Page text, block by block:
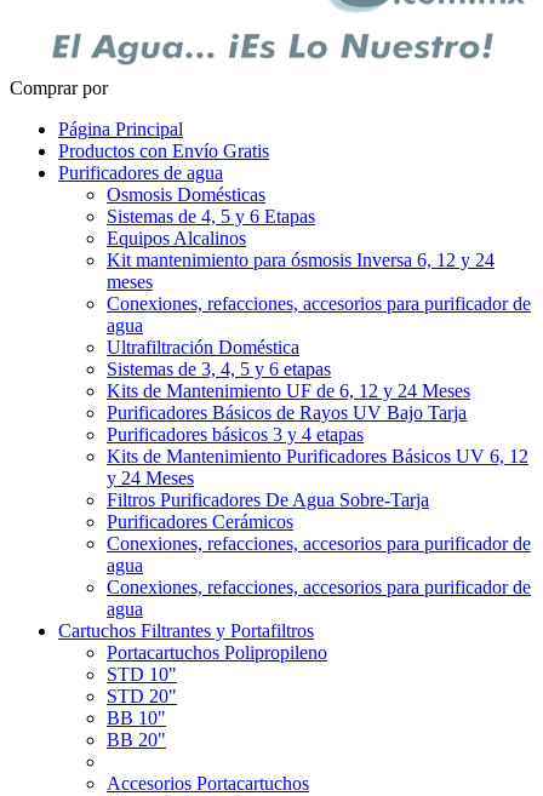
Comprar por
Página Principal
Productos con Envío Gratis
Purificadores de agua
Osmosis Domésticas
Sistemas de 4, 5 y 6 Etapas
Equipos Alcalinos
Kit mantenimiento para ósmosis Inversa 6, 12 y 24
meses
Conexiones, refacciones, accesorios para purificador de
agua
Ultrafiltración Doméstica
Sistemas de 3, 4, 5 y 6 etapas
Kits de Mantenimiento UF de 6, 12 y 24 Meses
Purificadores Básicos de Rayos UV Bajo Tarja
Purificadores básicos 3 y 4 etapas
Kits de Mantenimiento Purificadores Básicos UV 6, 12
y 24 Meses
Filtros Purificadores De Agua Sobre-Tarja
Purificadores Cerámicos
Conexiones, refacciones, accesorios para purificador de
agua
Conexiones, refacciones, accesorios para purificador de
agua
Cartuchos Filtrantes y Portafiltros
Portacartuchos Polipropileno
STD 10"
STD 20"
BB 10"
BB 20"
Accesorios Portacartuchos